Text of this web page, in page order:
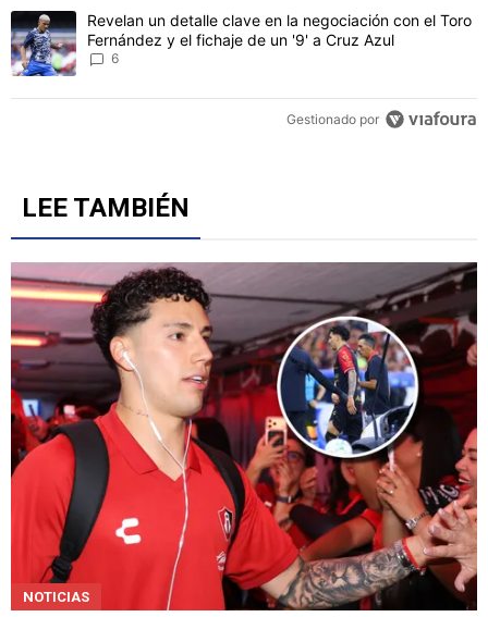
CONVERSACIONES ACTIVAS
Este listado muestra los artículos con más comentarios en los
Un artículo de tendencia con el título "Adrián Esparza señaló el
Adrián Esparza señaló el punto más débil de Cruz
Azul: "No me están gustando los delanteros"
Un artículo de tendencia con el título "Revelan un detalle clave
Revelan un detalle clave en la negociación con el Toro
LEE TAMBIÉN